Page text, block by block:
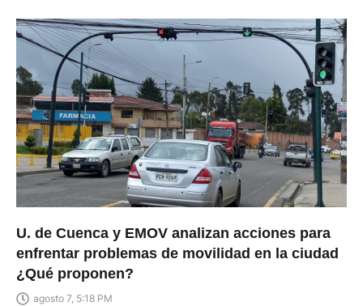
U. de Cuenca y EMOV analizan acciones para
enfrentar problemas de movilidad en la ciudad
¿Qué proponen?
agosto 7, 5:18 PM